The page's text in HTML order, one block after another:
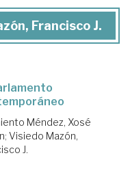
Francisco J.
Méndez, Xosé
; Visiedo Mazón,
J.